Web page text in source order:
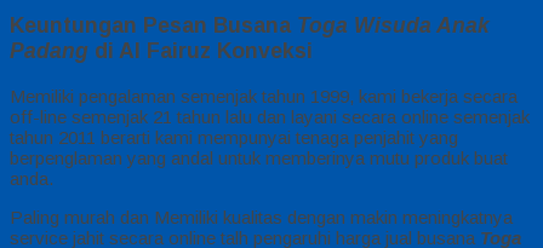
Keuntungan Pesan Busana Toga Wisuda Anak
Padang di Al Fairuz Konveksi
Memiliki pengalaman semenjak tahun 1999, kami bekerja secara
off-line semenjak 21 tahun lalu dan layani secara online semenjak
tahun 2011 berarti kami mempunyai tenaga penjahit yang
berpenglaman yang andal untuk memberinya mutu produk buat
anda.
Paling murah dan Memiliki kualitas dengan makin meningkatnya
service jahit secara online talh pengaruhi harga jual busana Toga